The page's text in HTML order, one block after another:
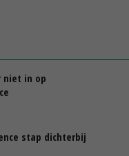
niet in op
stap dichterbij